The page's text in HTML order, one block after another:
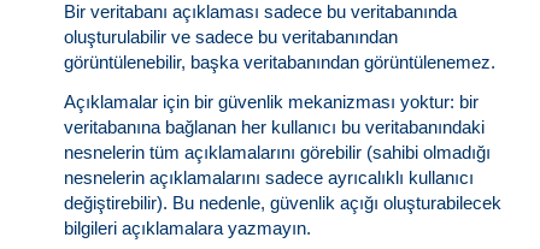
Bir veritabanı açıklaması sadece bu veritabanında
oluşturulabilir ve sadece bu veritabanından
görüntülenebilir, başka veritabanından görüntülenemez.
Açıklamalar için bir güvenlik mekanizması yoktur: bir
veritabanına bağlanan her kullanıcı bu veritabanındaki
nesnelerin tüm açıklamalarını görebilir (sahibi olmadığı
nesnelerin açıklamalarını sadece ayrıcalıklı kullanıcı
değiştirebilir). Bu nedenle, güvenlik açığı oluşturabilecek
bilgileri açıklamalara yazmayın.